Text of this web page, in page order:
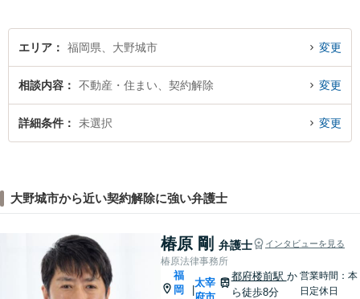
エリア 福岡県、大野城市 変更
相談内容 不動産・住まい、契約解除 変更
詳細条件 未選択 変更
大野城市から近い契約解除に強い弁護士
椿原 剛 弁護士 インタビューを見る
椿原法律事務所
福
岡
太宰
府市
都府楼前駅 か
ら徒歩8分
営業時間：本
日定休日